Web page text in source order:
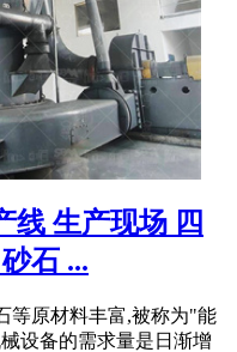
线 生产现场 四
石 ...
等原材料丰富,被称为"能
设备的需求量是日渐增